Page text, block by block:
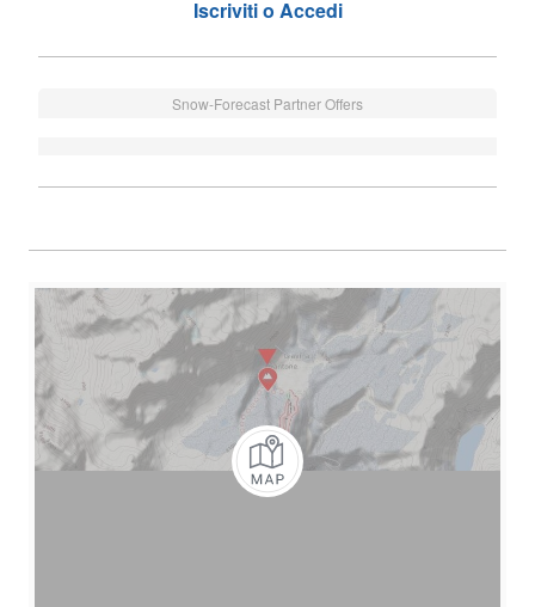
Iscriviti o Accedi
Snow-Forecast Partner Offers